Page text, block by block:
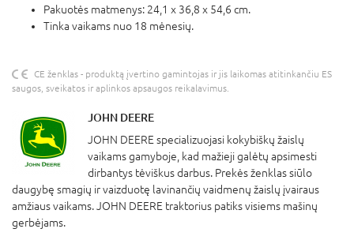
Pakuotės matmenys: 24,1 x 36,8 x 54,6 cm.
Tinka vaikams nuo 18 mėnesių.
CE ženklas - produktą įvertino gamintojas ir jis laikomas atitinkančiu ES
saugos, sveikatos ir aplinkos apsaugos reikalavimus.
JOHN DEERE
JOHN DEERE specializuojasi kokybiškų žaislų
vaikams gamyboje, kad mažieji galėtų apsimesti
dirbantys tėviškus darbus. Prekės ženklas siūlo
daugybę smagių ir vaizduotę lavinančių vaidmenų žaislų įvairaus
amžiaus vaikams. JOHN DEERE traktorius patiks visiems mašinų
gerbėjams.